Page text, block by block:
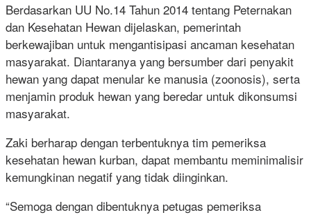
Berdasarkan UU No.14 Tahun 2014 tentang Peternakan
dan Kesehatan Hewan dijelaskan, pemerintah
berkewajiban untuk mengantisipasi ancaman kesehatan
masyarakat. Diantaranya yang bersumber dari penyakit
hewan yang dapat menular ke manusia (zoonosis), serta
menjamin produk hewan yang beredar untuk dikonsumsi
masyarakat.
Zaki berharap dengan terbentuknya tim pemeriksa
kesehatan hewan kurban, dapat membantu meminimalisir
kemungkinan negatif yang tidak diinginkan.
“Semoga dengan dibentuknya petugas pemeriksa